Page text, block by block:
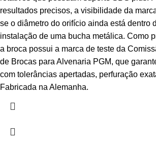
resultados precisos, a visibilidade da
se o diâmetro do orifício ainda está dentro
instalação de uma bucha metálica. Como
a broca possui a marca de teste da
de Brocas para Alvenaria PGM, que
com tolerâncias apertadas, perfuração
Fabricada na Alemanha.